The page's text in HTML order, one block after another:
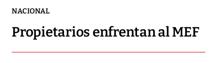
NACIONAL
Propietarios enfrentan al MEF